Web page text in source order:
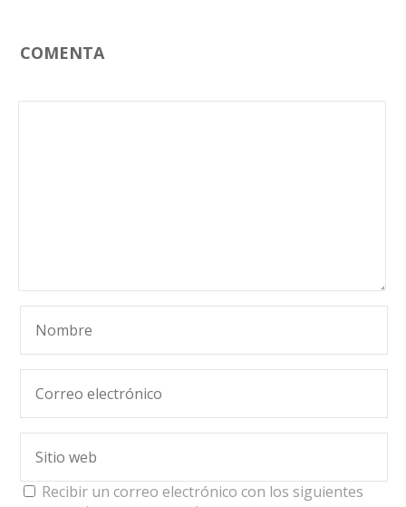
COMENTA
Recibir un correo electrónico con los siguientes